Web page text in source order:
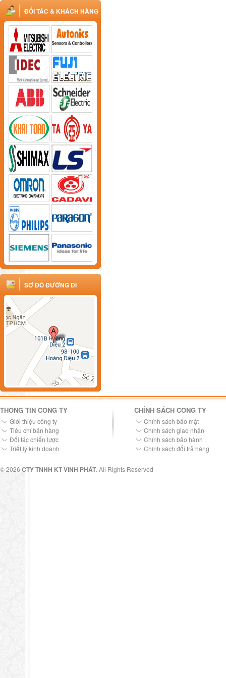
ĐỐI TÁC & KHÁCH HÀNG
SƠ ĐỒ ĐƯỜNG ĐI
THÔNG TIN CÔNG TY
Giới thiệu công ty
Tiêu chí bán hàng
Đối tác chiến lược
Triết lý kinh doanh
CHÍNH SÁCH CÔNG TY
Chính sách bảo mật
Chính sách giao nhận
Chính sách bảo hành
Chính sách đổi trả hàng
© 2026 CTY TNHH KT VINH PHÁT. All Rights Reserved